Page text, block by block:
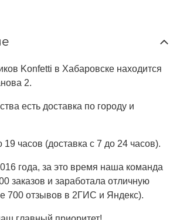
Konfetti в Хабаровске находится
2.
есть доставка по городу и
часов (доставка с 7 до 24 часов).
года, за это время наша команда
заказов и заработала отличную
700 отзывов в 2ГИС и Яндекс).